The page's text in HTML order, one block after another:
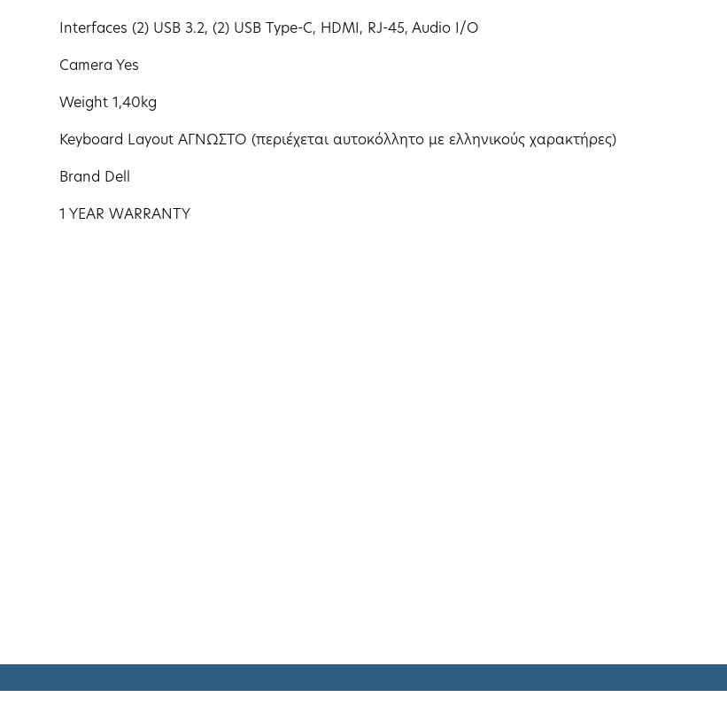
Interfaces (2) USB 3.2, (2) USB Type-C, HDMI, RJ-45, Audio I/O
Camera Yes
Weight 1,40kg
Keyboard Layout ΑΓΝΩΣΤΟ (περιέχεται αυτοκόλλητο με ελληνικούς χαρακτήρες)
Brand Dell
1 YEAR WARRANTY